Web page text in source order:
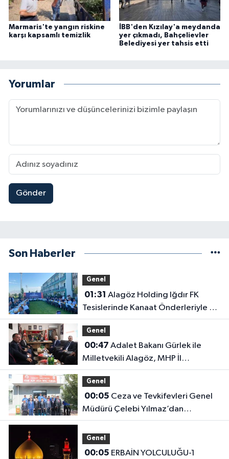
Marmaris'te yangın riskine
karşı kapsamlı temizlik
İBB'den Kızılay'a meydanda
yer çıkmadı, Bahçelievler
Belediyesi yer tahsis etti
Yorumlar
Gönder
Son Haberler
Genel
01:31
Tesislerinde Kanaat Önderleriyle Bir
Araya Geldiler
Genel
00:47
Milletvekili Alagöz, MHP İl
Başkanlığını Ziyaret Etti
Genel
00:05
Müdürü Çelebi Yılmaz’dan
Iğdır’daki Kurumlara Ziyaret ve
Üretim İncelemesi
Genel
00:05 ERBAİN YOLCULUĞU-1